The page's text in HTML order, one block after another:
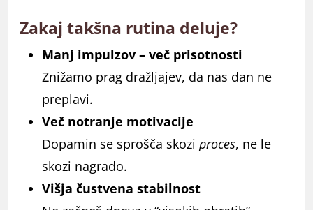
Zakaj takšna rutina deluje?
Manj impulzov – več prisotnosti
Znižamo prag dražljajev, da nas dan ne
preplavi.
Več notranje motivacije
Dopamin se sprošča skozi proces, ne le
skozi nagrado.
Višja čustvena stabilnost